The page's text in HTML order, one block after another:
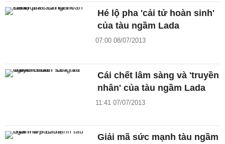
Hé lộ pha 'cải tử hoàn sinh'
của tàu ngầm Lada
07:00 08/07/2013
Cái chết lâm sàng và 'truyền
nhân' của tàu ngầm Lada
11:41 07/07/2013
Giải mã sức mạnh tàu ngầm